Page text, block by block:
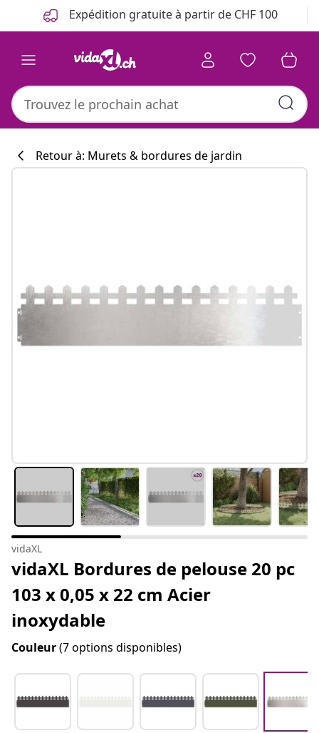
Précédent Expédition gratuite à partir de CHF 100
Retour à: Murets & bordures de jardin
vidaXL
vidaXL Bordures de pelouse 20 pc
103 x 0,05 x 22 cm Acier
inoxydable
Couleur(7 options disponibles)